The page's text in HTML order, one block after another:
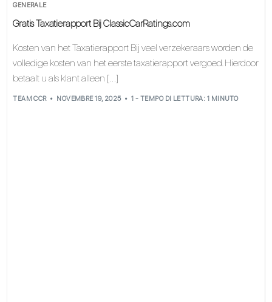
GENERALE
Gratis Taxatierapport Bij ClassicCarRatings.com
Kosten van het Taxatierapport Bij veel verzekeraars worden de
volledige kosten van het eerste taxatierapport vergoed. Hierdoor
betaalt u als klant alleen […]
TEAM CCR NOVEMBRE 19, 2025 1 - TEMPO DI LETTURA: 1 MINUTO